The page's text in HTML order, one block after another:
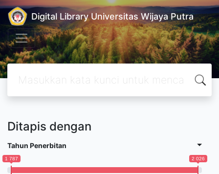
Digital Library Universitas Wijaya Putra
Ditapis dengan
Tahun Penerbitan
1 787 2 026